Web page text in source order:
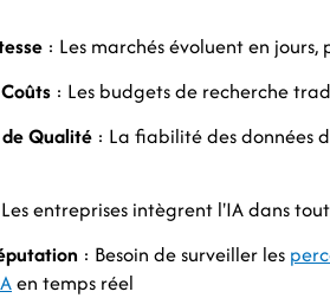
: Les marchés évoluent en jours,
: Les budgets de recherche
Qualité : La fiabilité des données
entreprises intègrent l'IA dans
: Besoin de surveiller les
en temps réel